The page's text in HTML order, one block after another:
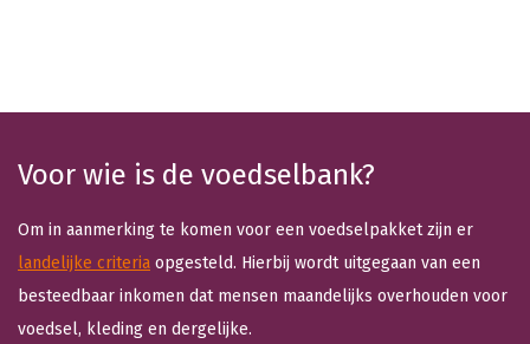
Voor wie is de voedselbank?
Om in aanmerking te komen voor een voedselpakket zijn er
landelijke criteria opgesteld. Hierbij wordt uitgegaan van een
besteedbaar inkomen dat mensen maandelijks overhouden voor
voedsel, kleding en dergelijke.